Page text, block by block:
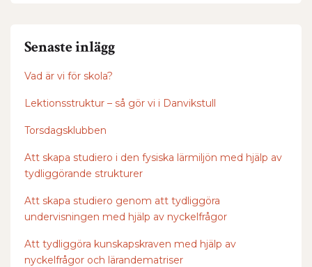
Senaste inlägg
Vad är vi för skola?
Lektionsstruktur – så gör vi i Danvikstull
Torsdagsklubben
Att skapa studiero i den fysiska lärmiljön med hjälp av
tydliggörande strukturer
Att skapa studiero genom att tydliggöra
undervisningen med hjälp av nyckelfrågor
Att tydliggöra kunskapskraven med hjälp av
nyckelfrågor och lärandematriser